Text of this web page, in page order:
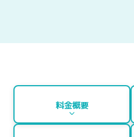
料金概要